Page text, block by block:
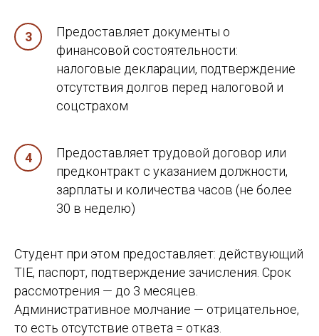
Предоставляет документы о
финансовой состоятельности:
налоговые декларации, подтверждение
отсутствия долгов перед налоговой и
соцстрахом
Предоставляет трудовой договор или
предконтракт с указанием должности,
зарплаты и количества часов (не более
30 в неделю)
Студент при этом предоставляет: действующий
TIE, паспорт, подтверждение зачисления. Срок
рассмотрения — до 3 месяцев.
Административное молчание — отрицательное,
то есть отсутствие ответа = отказ.